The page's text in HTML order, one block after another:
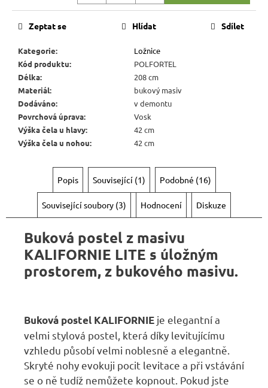
Kategorie:
Ložnice
Kód produktu:
POLFORTEL
Délka:
208 cm
Materiál:
bukový masiv
Dodáváno:
v demontu
Povrchová úprava:
Vosk
Výška čela u hlavy:
42 cm
Výška čela u nohou: 42 cm
Zeptat se Hlídat Sdílet
Popis Související (1) Podobné (16)
Související soubory (3) Hodnocení Diskuze
Buková postel z masivu
KALIFORNIE LITE s úložným
prostorem, z bukového masivu.
Buková postel KALIFORNIE je elegantní a
velmi stylová postel, která díky levitujícímu
vzhledu působí velmi noblesně a elegantně.
Skryté nohy evokuji pocit levitace a při vstávání
se o ně tudíž nemůžete kopnout. Pokud jste